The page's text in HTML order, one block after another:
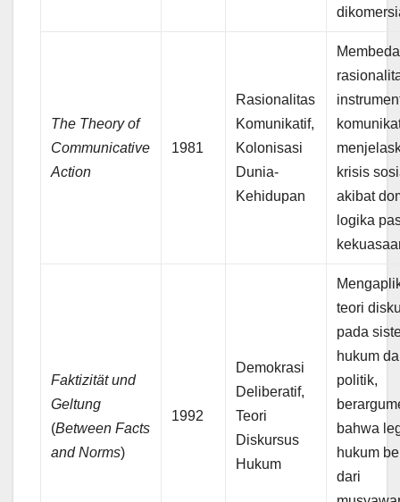
The Theory of
Communicative
Action
1981
Rasionalitas
Komunikatif,
Kolonisasi
Dunia-
Kehidupan
krisis
akibat
logika
Faktizität und
Geltung
(Between Facts
and Norms)
1992
Demokrasi
Deliberatif,
Teori
Diskursus
Hukum
teori
pada
hukum
politik,
bahwa
hukum
dari